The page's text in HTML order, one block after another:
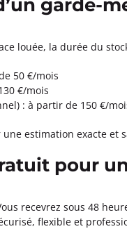
garde-
louée, la durée du
50 €/mois
€/mois
: à partir de 150 €/
estimation exacte et
pour
recevrez sous 48
flexible et